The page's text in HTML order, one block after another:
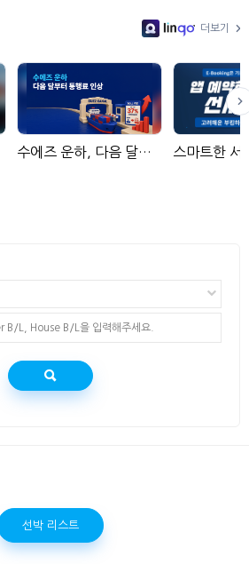
더보기
수에즈 운하, 다음 달부터 통항료 인상
선박 리스트